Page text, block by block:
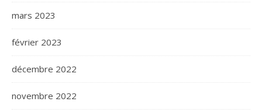
mars 2023
février 2023
décembre 2022
novembre 2022